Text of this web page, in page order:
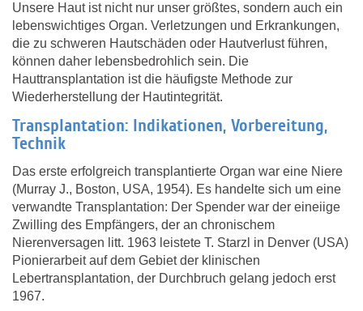
Unsere Haut ist nicht nur unser größtes, sondern auch ein
lebenswichtiges Organ. Verletzungen und Erkrankungen,
die zu schweren Hautschäden oder Hautverlust führen,
können daher lebensbedrohlich sein. Die
Hauttransplantation ist die häufigste Methode zur
Wiederherstellung der Hautintegrität.
Transplantation: Indikationen, Vorbereitung,
Technik
Das erste erfolgreich transplantierte Organ war eine Niere
(Murray J., Boston, USA, 1954). Es handelte sich um eine
verwandte Transplantation: Der Spender war der eineiige
Zwilling des Empfängers, der an chronischem
Nierenversagen litt. 1963 leistete T. Starzl in Denver (USA)
Pionierarbeit auf dem Gebiet der klinischen
Lebertransplantation, der Durchbruch gelang jedoch erst
1967.